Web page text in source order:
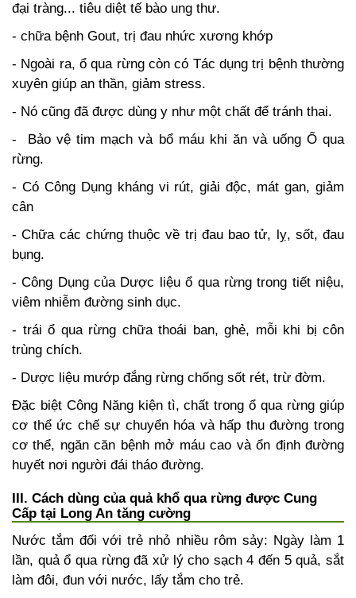
đại tràng... tiêu diệt tế bào ung thư.
- chữa bệnh Gout, trị đau nhức xương khớp
- Ngoài ra, ổ qua rừng còn có Tác dụng trị bệnh thường
xuyên giúp an thần, giảm stress.
- Nó cũng đã được dùng y như một chất để tránh thai.
- Bảo vệ tim mạch và bổ máu khi ăn và uống Ổ qua
rừng.
- Có Công Dụng kháng vi rút, giải độc, mát gan, giảm
cân
- Chữa các chứng thuộc về trị đau bao tử, lỵ, sốt, đau
bụng.
- Công Dụng của Dược liệu ổ qua rừng trong tiết niệu,
viêm nhiễm đường sinh dục.
- trái ổ qua rừng chữa thoái ban, ghẻ, mỗi khi bị côn
trùng chích.
- Dược liệu mướp đắng rừng chống sốt rét, trừ đờm.
Đặc biệt Công Năng kiện tì, chất trong ổ qua rừng giúp
cơ thể ức chế sự chuyển hóa và hấp thu đường trong
cơ thể, ngăn căn bệnh mở máu cao và ổn định đường
huyết nơi người đái tháo đường.
III. Cách dùng của quả khổ qua rừng được Cung
Cấp tại Long An tăng cường
Nước tắm đối với trẻ nhỏ nhiều rôm sảy: Ngày làm 1
lần, quả ổ qua rừng đã xử lý cho sạch 4 đến 5 quả, sắt
làm đôi, đun với nước, lấy tắm cho trẻ.